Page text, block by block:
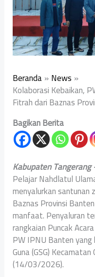
Beranda News
‎Kolaborasi Kebaikan,
Fitrah dari Baznas
Bagikan Berita
‎Kabupaten
Pelajar Nahdlatul
menyalurkan
Baznas Provinsi
manfaat. Penyaluran
rangkaian Puncak
PW IPNU Banten
Guna (GSG)
(14/03/2026).